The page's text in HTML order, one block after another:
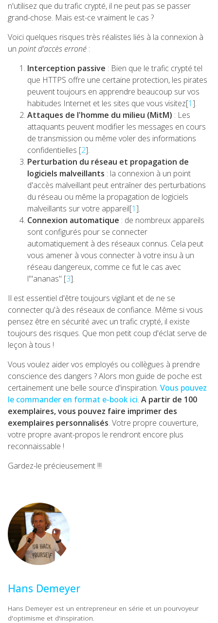
n'utilisez que du trafic crypté, il ne peut pas se passer
grand-chose. Mais est-ce vraiment le cas ?
Voici quelques risques très réalistes liés à la connexion à
un point d'accès erroné :
Interception passive : Bien que le trafic crypté tel
que HTTPS offre une certaine protection, les pirates
peuvent toujours en apprendre beaucoup sur vos
habitudes Internet et les sites que vous visitez[1].
Attaques de l'homme du milieu (MitM) : Les
attaquants peuvent modifier les messages en cours
de transmission ou même voler des informations
confidentielles [2].
Perturbation du réseau et propagation de
logiciels malveillants : la connexion à un point
d'accès malveillant peut entraîner des perturbations
du réseau ou même la propagation de logiciels
malveillants sur votre appareil[1].
Connexion automatique : de nombreux appareils
sont configurés pour se connecter
automatiquement à des réseaux connus. Cela peut
vous amener à vous connecter à votre insu à un
réseau dangereux, comme ce fut le cas avec
l'"ananas" [3].
Il est essentiel d'être toujours vigilant et de ne se
connecter qu'à des réseaux de confiance. Même si vous
pensez être en sécurité avec un trafic crypté, il existe
toujours des risques. Que mon petit coup d'éclat serve de
leçon à tous !
Vous voulez aider vos employés ou collègues à prendre
conscience des dangers ? Alors mon guide de poche est
certainement une belle source d'inspiration. Vous pouvez
le commander en format e-book ici. A partir de 100
exemplaires, vous pouvez faire imprimer des
exemplaires personnalisés. Votre propre couverture,
votre propre avant-propos le rendront encore plus
reconnaissable !
Gardez-le précieusement !!!
Hans Demeyer
Hans Demeyer est un entrepreneur en série et un pourvoyeur
d'optimisme et d'inspiration.